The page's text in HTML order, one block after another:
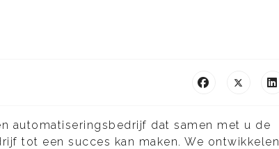
automatiseringsbedrijf dat samen met u de
tot een succes kan maken. We ontwikkelen